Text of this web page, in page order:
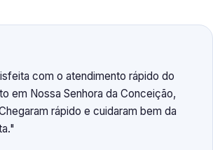
com o atendimento rápido do
em Nossa Senhora da Conceição,
rápido e cuidaram bem da